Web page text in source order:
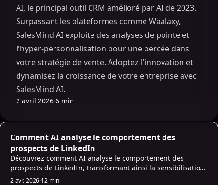
AI, le principal outil CRM amélioré par AI de 2023.
Surpassant les plateformes comme Waalaxy,
SalesMind AI exploite des analyses de pointe et
l'hyper-personnalisation pour une percée dans
votre stratégie de vente. Adoptez l'innovation et
dynamisez la croissance de votre entreprise avec
SalesMind AI.
2 avril 2026·6 min
AI Sales Infrastructure
Comment AI analyse le comportement des
prospects de LinkedIn
Découvrez comment AI analyse le comportement des
prospects de LinkedIn, transformant ainsi la sensibilisation
grâce à des informations en temps réel et des messages
2 avr. 2026·12 min